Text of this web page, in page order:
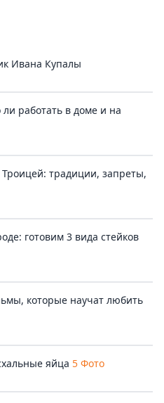
Ивана Купалы
работать в доме и на
Троицей: традиции, запреты,
готовим 3 вида стейков
которые научат любить
яйца 5 Фото